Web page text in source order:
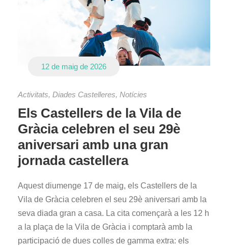
12 de maig de 2026
Activitats, Diades Castelleres, Notícies
Els Castellers de la Vila de
Gràcia celebren el seu 29è
aniversari amb una gran
jornada castellera
Aquest diumenge 17 de maig, els Castellers de la
Vila de Gràcia celebren el seu 29è aniversari amb la
seva diada gran a casa. La cita començarà a les 12 h
a la plaça de la Vila de Gràcia i comptarà amb la
participació de dues colles de gamma extra: els